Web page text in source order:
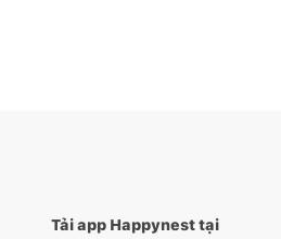
Tải app Happynest tại